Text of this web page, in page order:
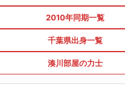
2010年同期一覧
千葉県出身一覧
湊川部屋の力士